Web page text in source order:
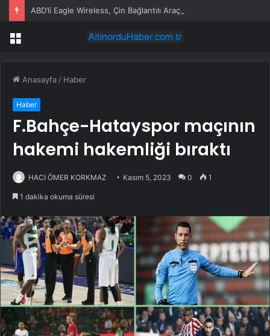
Menü
Anasayfa / Haber
Haber
F.Bahçe-Hatayspor maçının
hakemi hakemliği bıraktı
HACI ÖMER KORKMAZ Kasım 5, 2023 0 1
1 dakika okuma süresi